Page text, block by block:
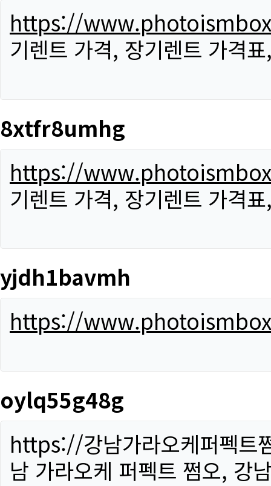
https://
기렌트 가격, 장기렌트 가격
8xtfr8umhg
https://
기렌트 가격, 장기렌트 가격
yjdh1bavmh
https://
oylq55g48g
https://강남가라오케퍼펙트
남 가라오케 퍼펙트 쩜오, 강